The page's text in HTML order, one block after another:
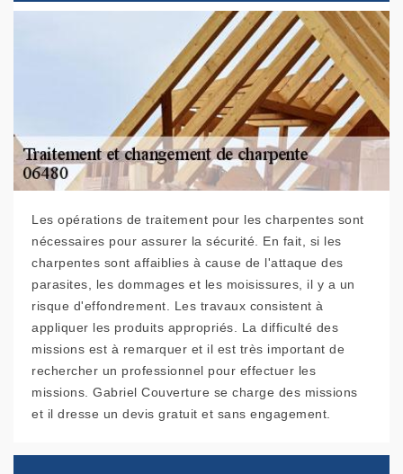
Les opérations de traitement pour les charpentes sont
nécessaires pour assurer la sécurité. En fait, si les
charpentes sont affaiblies à cause de l'attaque des
parasites, les dommages et les moisissures, il y a un
risque d'effondrement. Les travaux consistent à
appliquer les produits appropriés. La difficulté des
missions est à remarquer et il est très important de
rechercher un professionnel pour effectuer les
missions. Gabriel Couverture se charge des missions
et il dresse un devis gratuit et sans engagement.